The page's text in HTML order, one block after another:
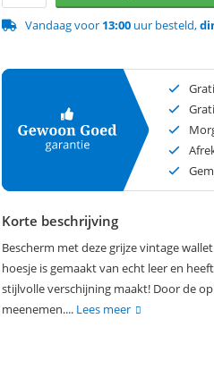
Vandaag voor 13:00 uur besteld,
Korte beschrijving
Bescherm met deze grijze vintage
hoesje is gemaakt van echt leer en
stijlvolle verschijning maakt! Door de
meenemen.... Lees meer